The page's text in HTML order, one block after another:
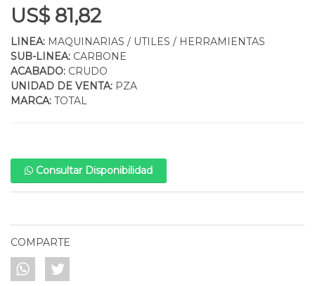
US$ 81,82
LINEA: MAQUINARIAS / UTILES / HERRAMIENTAS
SUB-LINEA: CARBONE
ACABADO: CRUDO
UNIDAD DE VENTA: PZA
MARCA: TOTAL
Consultar Disponibilidad
COMPARTE